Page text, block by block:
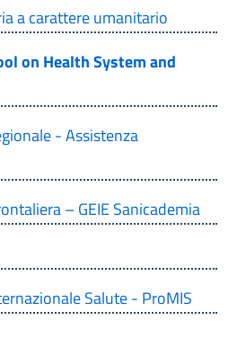
a carattere umanitario
on Health System and
- Assistenza
– GEIE Sanicademia
Salute - ProMIS